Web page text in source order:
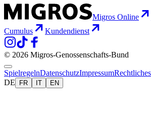
Migros Online
Cumulus
Kundendienst
© 2026 Migros-Genossenschafts-Bund
SpielregelnDatenschutzImpressumRechtliches
DE
FR IT EN